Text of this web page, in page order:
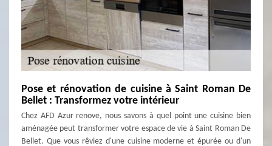
Pose et rénovation de cuisine à Saint Roman De
Bellet : Transformez votre intérieur
Chez AFD Azur renove, nous savons à quel point une cuisine bien
aménagée peut transformer votre espace de vie à Saint Roman De
Bellet. Que vous rêviez d'une cuisine moderne et épurée ou d'un